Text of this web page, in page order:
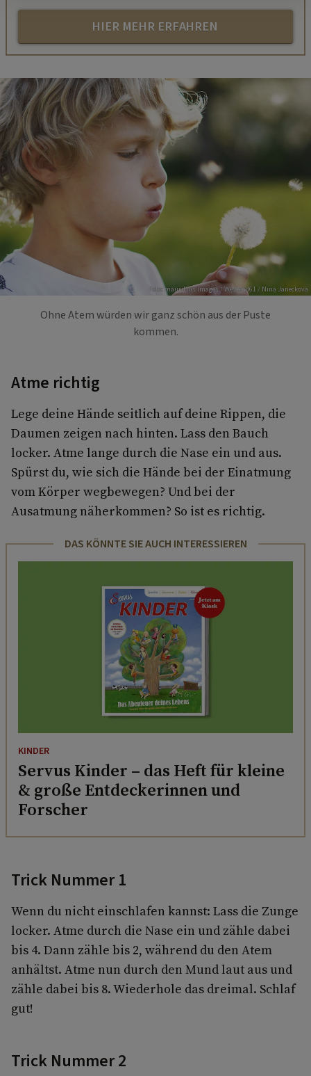
HIER MEHR ERFAHREN
Foto: mauritius images / Westend61 / Nina Janeckova
Ohne Atem würden wir ganz schön aus der Puste
kommen.
Atme richtig
Lege deine Hände seitlich auf deine Rippen, die
Daumen zeigen nach hinten. Lass den Bauch
locker. Atme lange durch die Nase ein und aus.
Spürst du, wie sich die Hände bei der Einatmung
vom Körper wegbewegen? Und bei der
Ausatmung näherkommen? So ist es richtig.
DAS KÖNNTE SIE AUCH INTERESSIEREN
KINDER
Servus Kinder – das Heft für kleine
& große Entdeckerinnen und
Forscher
Trick Nummer 1
Wenn du nicht einschlafen kannst: Lass die Zunge
locker. Atme durch die Nase ein und zähle dabei
bis 4. Dann zähle bis 2, während du den Atem
anhältst. Atme nun durch den Mund laut aus und
zähle dabei bis 8. Wiederhole das dreimal. Schlaf
gut!
Trick Nummer 2